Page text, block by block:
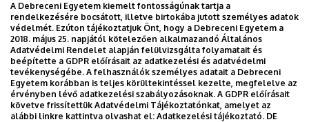
Adatvédelem
Adatvédelem
A Debreceni Egyetem kiemelt fontosságúnak tartja a
rendelkezésére bocsátott, illetve birtokába jutott személyes adatok
védelmét. Ezúton tájékoztatjuk Önt, hogy a Debreceni Egyetem a
2018. május 25. napjától kötelezően alkalmazandó Általános
Adatvédelmi Rendelet alapján felülvizsgálta folyamatait és
beépítette a GDPR előírásait az adatkezelési és adatvédelmi
tevékenységébe. A felhasználók személyes adatait a Debreceni
Egyetem korábban is teljes körültekintéssel kezelte, megfelelve az
érvényben lévő adatkezelési szabályozásoknak. A GDPR előírásait
követve frissítettük Adatvédelmi Tájékoztatónkat, amelyet az
alábbi linkre kattintva olvashat el: Adatkezelési tájékoztató. DE